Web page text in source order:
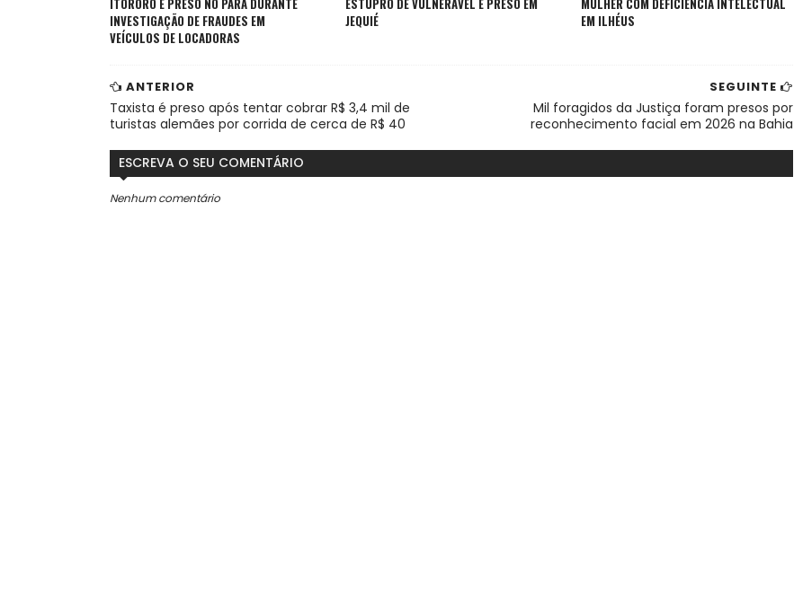
ITORORÓ É PRESO NO PARÁ DURANTE
INVESTIGAÇÃO DE FRAUDES EM
VEÍCULOS DE LOCADORAS
ESTUPRO DE VULNERÁVEL É PRESO EM
JEQUIÉ
MULHER COM DEFICIÊNCIA INTELECTUAL
EM ILHÉUS
SEGUINTE
Mil foragidos da Justiça foram presos por
reconhecimento facial em 2026 na Bahia
ANTERIOR
Taxista é preso após tentar cobrar R$ 3,4 mil de
turistas alemães por corrida de cerca de R$ 40
ESCREVA O SEU COMENTÁRIO
Nenhum comentário